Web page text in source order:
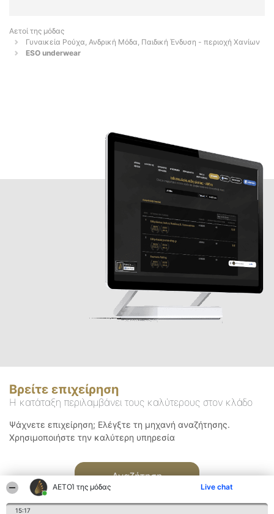
ΑΕΤΟΊ της μόδας Live chat
15:17
Αετοί της μόδας
Γυναικεία Ρούχα, Ανδρική Μόδα, Παιδική Ένδυση - περιοχή Χανίων
ESO underwear
Βρείτε επιχείρηση
Η κατάταξη περιλαμβάνει τους καλύτερους στον κλάδο
Ψάχνετε επιχείρηση; Ελέγξτε τη μηχανή αναζήτησης.
Χρησιμοποιήστε την καλύτερη υπηρεσία
Αναζήτηση